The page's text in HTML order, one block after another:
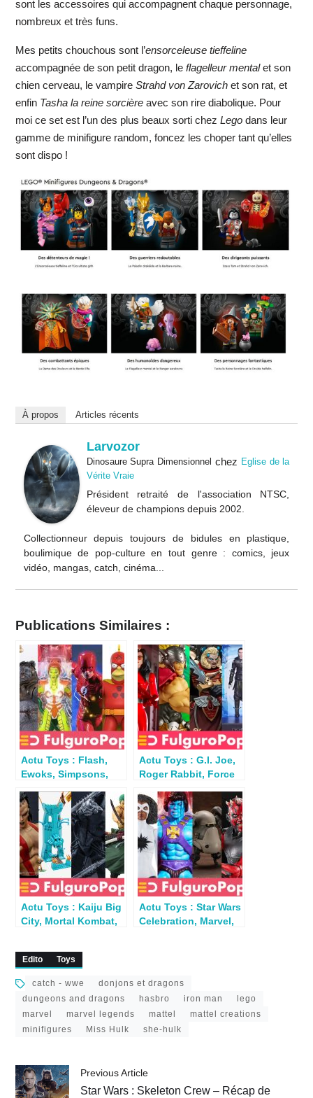
sont les accessoires qui accompagnent chaque personnage,
nombreux et très funs.
Mes petits chouchous sont l’ensorceleuse tieffeline
accompagnée de son petit dragon, le flagelleur mentalet son
chien cerveau, le vampire Strahd von Zarovichet son rat, et
enfin Tasha la reine sorcièreavec son rire diabolique. Pour
moi ce set est l’un des plus beaux sorti chez Legodans leur
gamme de minifigure random, foncez les choper tant qu’elles
sont dispo !
À propos Articles récents
Larvozor
Dinosaure Supra Dimensionnel chez Eglise de la
Vérite Vraie
Président retraité de l'association NTSC,
éleveur de champions depuis 2002.
Collectionneur depuis toujours de bidules en plastique,
boulimique de pop-culture en tout genre : comics, jeux
vidéo, mangas, catch, cinéma...
Publications Similaires :
Actu Toys : Flash,
Ewoks, Simpsons,
Batman…
Actu Toys : G.I. Joe,
Roger Rabbit, Force
Spielberg…
Actu Toys : Kaiju Big
City, Mortal Kombat,
Actu Toys : Star Wars
Celebration, Marvel,
Edito Toys
catch - wwe
donjons et dragons
dungeons and dragons
hasbro iron man
lego
marvel
marvel legends mattel
mattel creations
minifigures
Miss Hulk she-hulk
Previous Article
Star Wars : Skeleton Crew – Récap de